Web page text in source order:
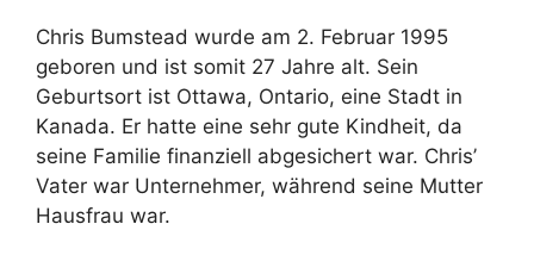
Chris Bumstead wurde am 2. Februar 1995
geboren und ist somit 27 Jahre alt. Sein
Geburtsort ist Ottawa, Ontario, eine Stadt in
Kanada. Er hatte eine sehr gute Kindheit, da
seine Familie finanziell abgesichert war. Chris’
Vater war Unternehmer, während seine Mutter
Hausfrau war.